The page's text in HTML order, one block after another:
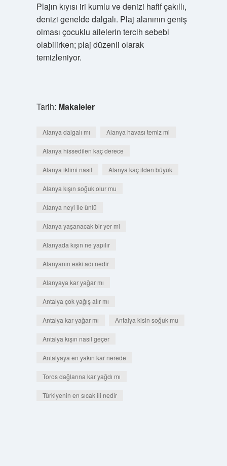
Plajın kıyısı iri kumlu ve denizi hafif çakıllı,
denizi genelde dalgalı. Plaj alanının geniş
olması çocuklu ailelerin tercih sebebi
olabilirken; plaj düzenli olarak
temizleniyor.
Tarih: Makaleler
Alanya dalgalı mı Alanya havası temiz mi
Alanya hissedilen kaç derece
Alanya iklimi nasıl Alanya kaç ilden büyük
Alanya kışın soğuk olur mu
Alanya neyi ile ünlü
Alanya yaşanacak bir yer mi
Alanyada kışın ne yapılır
Alanyanın eski adı nedir
Alanyaya kar yağar mı
Antalya çok yağış alır mı
Antalya kar yağar mı Antalya kisin soğuk mu
Antalya kışın nasıl geçer
Antalyaya en yakın kar nerede
Toros dağlarına kar yağdı mı
Türkiyenin en sıcak ili nedir